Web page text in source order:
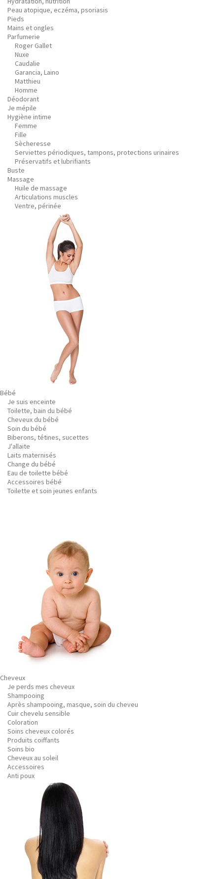
Peau atopique, eczéma, psoriasis
Pieds
Mains et ongles
Parfumerie
Roger Gallet
Nuxe
Caudalie
Garancia, Laino
Matthieu
Homme
Déodorant
Je mépile
Hygiène intime
Femme
Fille
Sècheresse
Serviettes périodiques, tampons, protections urinaires
Préservatifs et lubrifiants
Buste
Massage
Huile de massage
Articulations muscles
Ventre, périnée
Bébé
Je suis enceinte
Toilette, bain du bébé
Cheveux du bébé
Soin du bébé
Biberons, tétines, sucettes
J'allaite
Laits maternisés
Change du bébé
Eau de toilette bébé
Accessoires bébé
Toilette et soin jeunes enfants
Cheveux
Je perds mes cheveux
Shampooing
Après shampooing, masque, soin du cheveu
Cuir chevelu sensible
Coloration
Soins cheveux colorés
Produits coiffants
Soins bio
Cheveux au soleil
Accessoires
Anti poux